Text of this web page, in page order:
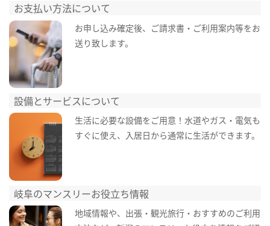
お支払い方法について
お申し込み確定後、ご請求書・ご利用案内等をお
送り致します。
設備とサービスについて
生活に必要な設備をご用意！水道やガス・電気も
すぐに使え、入居日から通常に生活ができます。
岐阜のマンスリーお役立ち情報
地域情報や、出張・観光旅行・おすすめのご利用